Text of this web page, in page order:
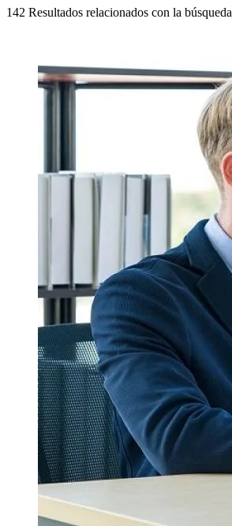
142 Resultados relacionados con la búsqueda